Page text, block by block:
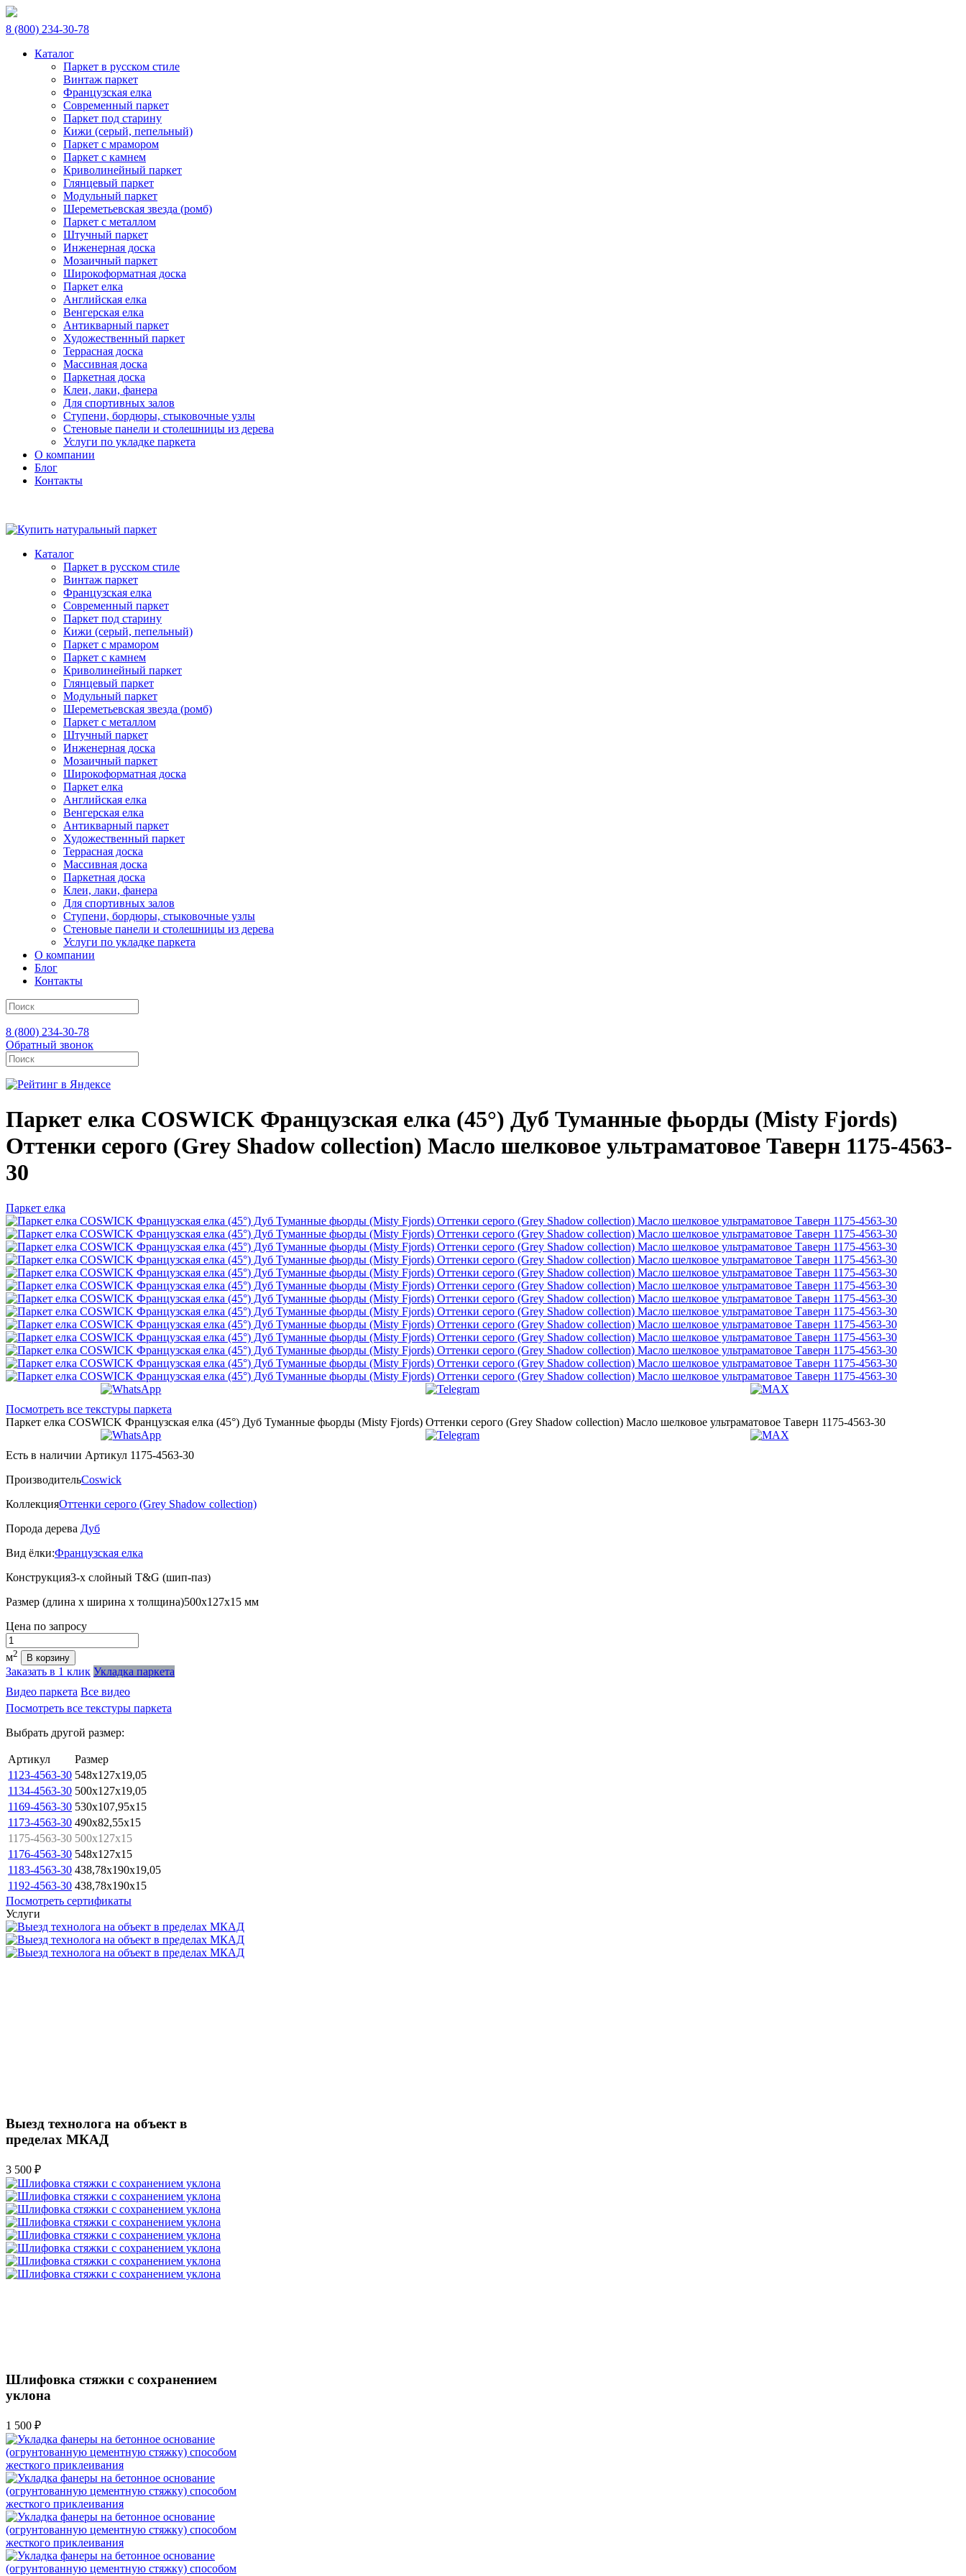
8 (800) 234-30-78
Каталог
Паркет в русском стиле
Винтаж паркет
Французская елка
Современный паркет
Паркет под старину
Кижи (серый, пепельный)
Паркет с мрамором
Паркет с камнем
Криволинейный паркет
Глянцевый паркет
Модульный паркет
Шереметьевская звезда (ромб)
Паркет с металлом
Штучный паркет
Инженерная доска
Мозаичный паркет
Широкоформатная доска
Паркет елка
Английская елка
Венгерская елка
Антикварный паркет
Художественный паркет
Террасная доска
Массивная доска
Паркетная доска
Клеи, лаки, фанера
Для спортивных залов
Ступени, бордюры, стыковочные узлы
Стеновые панели и столешницы из дерева
Услуги по укладке паркета
О компании
Блог
Контакты
Каталог
Паркет в русском стиле
Винтаж паркет
Французская елка
Современный паркет
Паркет под старину
Кижи (серый, пепельный)
Паркет с мрамором
Паркет с камнем
Криволинейный паркет
Глянцевый паркет
Модульный паркет
Шереметьевская звезда (ромб)
Паркет с металлом
Штучный паркет
Инженерная доска
Мозаичный паркет
Широкоформатная доска
Паркет елка
Английская елка
Венгерская елка
Антикварный паркет
Художественный паркет
Террасная доска
Массивная доска
Паркетная доска
Клеи, лаки, фанера
Для спортивных залов
Ступени, бордюры, стыковочные узлы
Стеновые панели и столешницы из дерева
Услуги по укладке паркета
О компании
Блог
Контакты
8 (800) 234-30-78
Обратный звонок
Паркет елка COSWICK Французская елка (45°) Дуб Туманные фьорды (Misty Fjords)
Оттенки серого (Grеy Shadow collection) Масло шелковое ультраматовое Таверн 1175-4563-
30
Паркет елка
Посмотреть все текстуры паркета
Паркет елка COSWICK Французская елка (45°) Дуб Туманные фьорды (Misty Fjords) Оттенки серого (Grеy Shadow collection) Масло шелковое ультраматовое Таверн 1175-4563-30
Есть в наличии Артикул 1175-4563-30
ПроизводительCoswick
КоллекцияОттенки серого (Grеy Shadow collection)
Порода дерева Дуб
Вид ёлки:Французская елка
Конструкция3-х слойный T&G (шип-паз)
Размер (длина х ширина х толщина)500х127х15 мм
Цена по запросу
Количество
м2 В корзину
Заказать в 1 клик Укладка паркета
Видео паркета Все видео
Посмотреть все текстуры паркета
Выбрать другой размер:
Артикул
Размер
1123-4563-30 548x127x19,05
1134-4563-30 500x127x19,05
1169-4563-30 530x107,95x15
1173-4563-30 490x82,55x15
1175-4563-30 500x127x15
1176-4563-30 548x127x15
1183-4563-30 438,78x190x19,05
1192-4563-30 438,78x190x15
Посмотреть сертификаты
Услуги
Выезд технолога на объект в
пределах МКАД
3 500 ₽
Шлифовка стяжки с сохранением
уклона
1 500 ₽